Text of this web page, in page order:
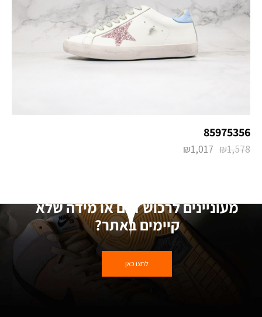
85975356
₪1,578
₪1,017
מעוניינים לרכוש דגם או מידה שלא
קיימים באתר?
לחצו כאן